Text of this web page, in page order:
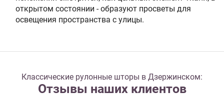
открытом состоянии - образуют просветы для
освещения пространства с улицы.
Классические рулонные шторы в Дзержинском:
Отзывы наших клиентов